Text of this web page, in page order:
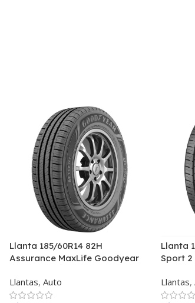
Llanta 185/60R14 82H
Assurance MaxLife Goodyear
Llantas, Auto
Llanta
Sport 2
Llantas,